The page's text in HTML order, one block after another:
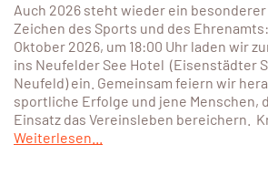
Auch 2026 steht wieder ein besonderer
Zeichen des Sports und des
Oktober 2026, um 18:00 Uhr laden wir
ins Neufelder See Hotel (Eisenstädter
Neufeld) ein. Gemeinsam feiern wir
sportliche Erfolge und jene Menschen,
Einsatz das Vereinsleben bereichern.
Weiterlesen...